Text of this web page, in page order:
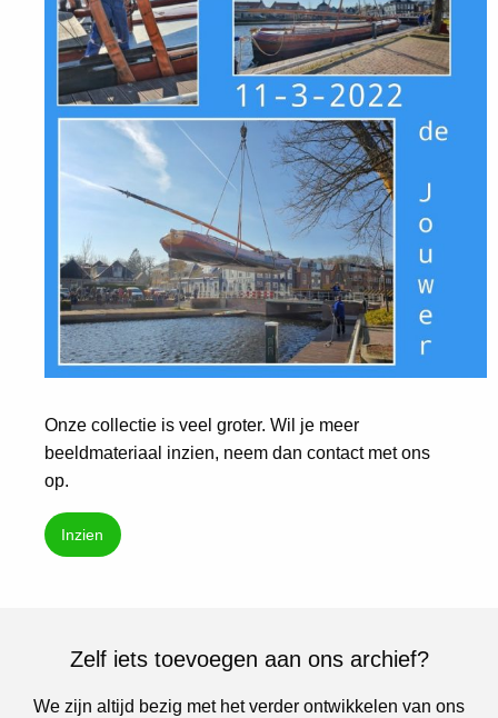
Onze collectie is veel groter. Wil je meer
beeldmateriaal inzien, neem dan contact met ons
op.
Inzien
Zelf iets toevoegen aan ons archief?
We zijn altijd bezig met het verder ontwikkelen van ons